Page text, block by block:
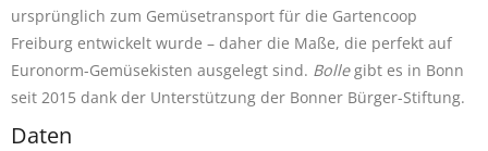
ursprünglich zum Gemüsetransport für die Gartencoop
Freiburg entwickelt wurde – daher die Maße, die perfekt auf
Euronorm-Gemüsekisten ausgelegt sind. Bollegibt es in Bonn
seit 2015 dank der Unterstützung der Bonner Bürger-Stiftung.
Daten